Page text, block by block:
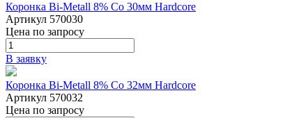
Коронка Bi-Metall 8% Co 30мм Hardcore
Артикул 570030
Цена по запросу
В заявку
Коронка Bi-Metall 8% Co 32мм Hardcore
Артикул 570032
Цена по запросу